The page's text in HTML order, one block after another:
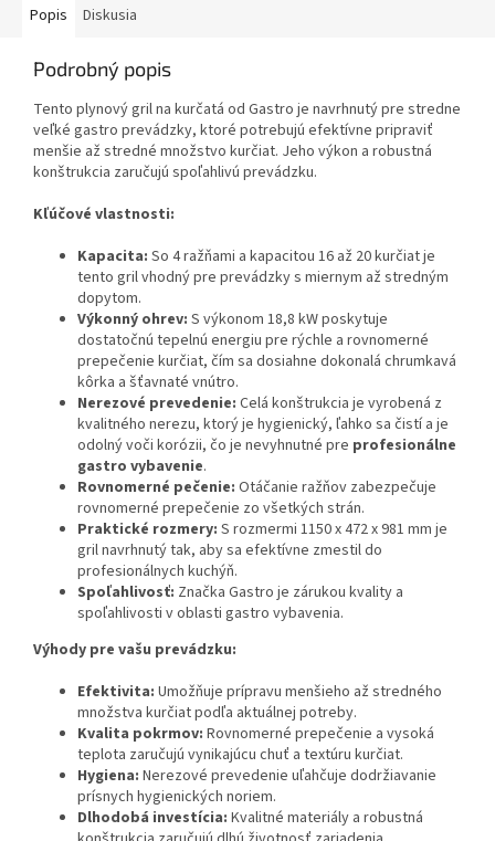
Popis Diskusia
Podrobný popis
Tento plynový gril na kurčatá od Gastro je navrhnutý pre stredne
veľké gastro prevádzky, ktoré potrebujú efektívne pripraviť
menšie až stredné množstvo kurčiat. Jeho výkon a robustná
konštrukcia zaručujú spoľahlivú prevádzku.
Kľúčové vlastnosti:
Kapacita: So 4 ražňami a kapacitou 16 až 20 kurčiat je
tento gril vhodný pre prevádzky s miernym až stredným
dopytom.
Výkonný ohrev: S výkonom 18,8 kW poskytuje
dostatočnú tepelnú energiu pre rýchle a rovnomerné
prepečenie kurčiat, čím sa dosiahne dokonalá chrumkavá
kôrka a šťavnaté vnútro.
Nerezové prevedenie: Celá konštrukcia je vyrobená z
kvalitného nerezu, ktorý je hygienický, ľahko sa čistí a je
odolný voči korózii, čo je nevyhnutné pre profesionálne
gastro vybavenie.
Rovnomerné pečenie: Otáčanie ražňov zabezpečuje
rovnomerné prepečenie zo všetkých strán.
Praktické rozmery: S rozmermi 1150 x 472 x 981 mm je
gril navrhnutý tak, aby sa efektívne zmestil do
profesionálnych kuchýň.
Spoľahlivosť: Značka Gastro je zárukou kvality a
spoľahlivosti v oblasti gastro vybavenia.
Výhody pre vašu prevádzku:
Efektivita: Umožňuje prípravu menšieho až stredného
množstva kurčiat podľa aktuálnej potreby.
Kvalita pokrmov: Rovnomerné prepečenie a vysoká
teplota zaručujú vynikajúcu chuť a textúru kurčiat.
Hygiena: Nerezové prevedenie uľahčuje dodržiavanie
prísnych hygienických noriem.
Dlhodobá investícia: Kvalitné materiály a robustná